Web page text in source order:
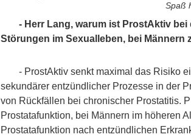
Spaß
- Herr Lang, warum ist ProstAktiv
Störungen im Sexualleben, bei Männern
- ProstAktiv senkt maximal das Risiko
sekundärer entzündlicher Prozesse in der
von Rückfällen bei chronischer Prostatitis.
Prostatafunktion, bei Männern im höheren
Prostatafunktion nach entzündlichen